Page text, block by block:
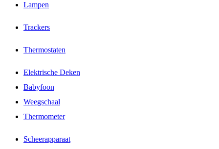
Lampen
Trackers
Thermostaten
Elektrische Deken
Babyfoon
Weegschaal
Thermometer
Scheerapparaat